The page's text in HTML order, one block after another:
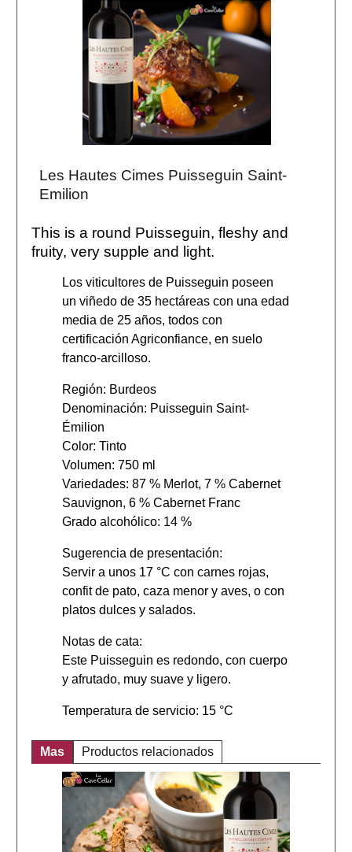
Les Hautes Cimes Puisseguin Saint-
Emilion
This is a round Puisseguin, fleshy and
fruity, very supple and light.
Los viticultores de Puisseguin poseen
un viñedo de 35 hectáreas con una edad
media de 25 años, todos con
certificación Agriconfiance, en suelo
franco-arcilloso.
Región: Burdeos
Denominación: Puisseguin Saint-
Émilion
Color: Tinto
Volumen: 750 ml
Variedades: 87 % Merlot, 7 % Cabernet
Sauvignon, 6 % Cabernet Franc
Grado alcohólico: 14 %
Sugerencia de presentación:
Servir a unos 17 °C con carnes rojas,
confit de pato, caza menor y aves, o con
platos dulces y salados.
Notas de cata:
Este Puisseguin es redondo, con cuerpo
y afrutado, muy suave y ligero.
Temperatura de servicio: 15 °C
Mas Productos relacionados